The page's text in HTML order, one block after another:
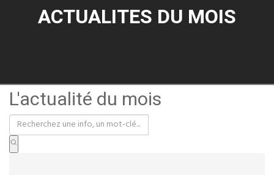
ACTUALITES DU MOIS
L'actualité du mois